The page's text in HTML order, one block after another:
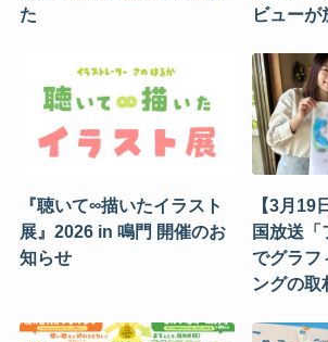
た
ビューが
『聴いて∞描いたイラスト
展』2026 in 鳴門 開催のお
知らせ
【3月19
国放送「
でグラフ
ングの取